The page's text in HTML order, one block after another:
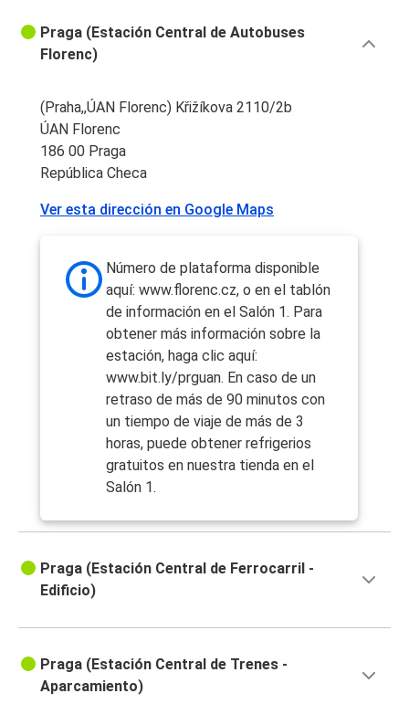
Praga (Estación Central de Autobuses
Florenc)
(Praha,,ÚAN Florenc) Křižíkova 2110/2b
ÚAN Florenc
186 00 Praga
República Checa
Ver esta dirección en Google Maps
Número de plataforma disponible
aquí: www.florenc.cz, o en el tablón
de información en el Salón 1. Para
obtener más información sobre la
estación, haga clic aquí:
www.bit.ly/prguan. En caso de un
retraso de más de 90 minutos con
un tiempo de viaje de más de 3
horas, puede obtener refrigerios
gratuitos en nuestra tienda en el
Salón 1.
Praga (Estación Central de Ferrocarril -
Edificio)
Praga (Estación Central de Trenes -
Aparcamiento)